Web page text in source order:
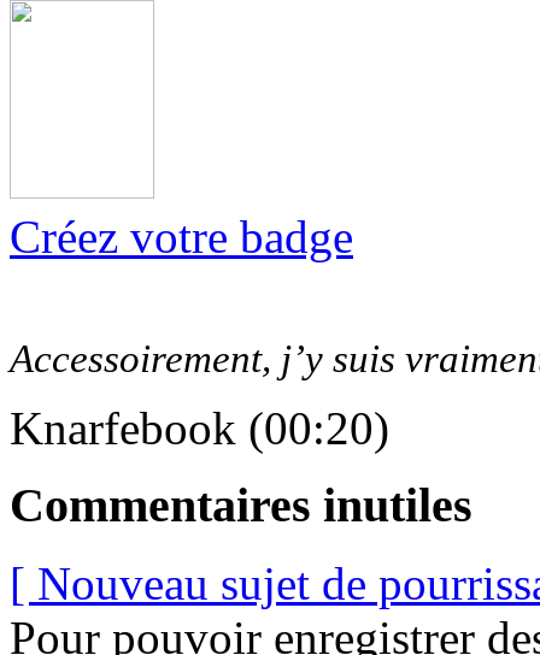
Créez votre badge
Accessoirement, j’y suis
Knarfebook (00:20)
Commentaires inutiles
[ Nouveau sujet de
Pour pouvoir enregistrer